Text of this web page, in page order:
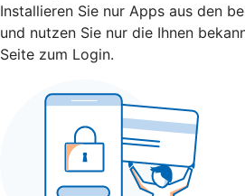
Installieren Sie nur Apps aus den
und nutzen Sie nur die Ihnen
Seite zum Login.